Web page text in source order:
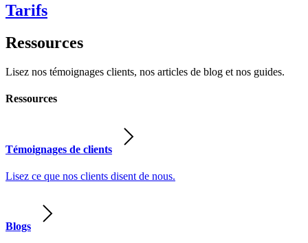
Tarifs
Ressources
Lisez nos témoignages clients, nos articles de blog et nos guides.
Ressources
Témoignages de clients
Lisez ce que nos clients disent de nous.
Blogs